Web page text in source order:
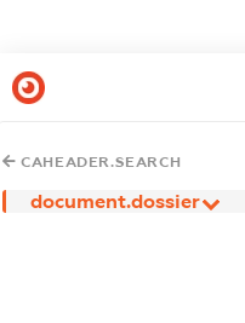
CAHEADER.SEARCH
document.dossier